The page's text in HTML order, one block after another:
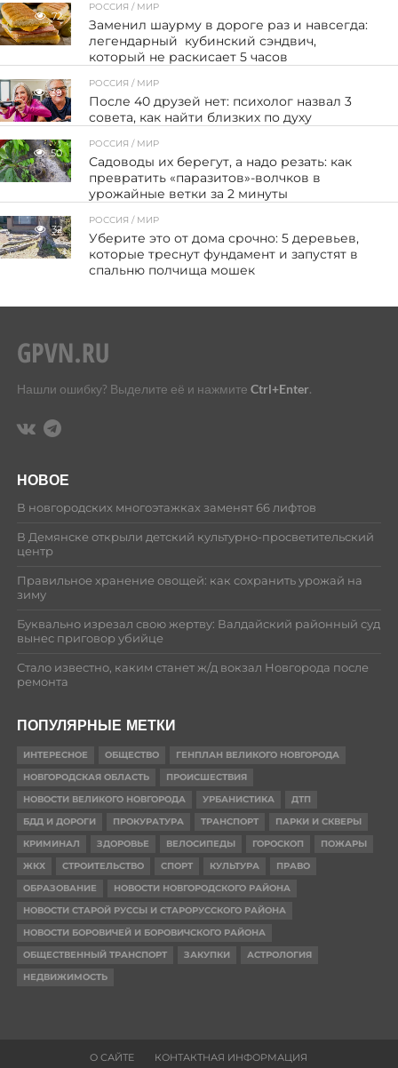
72
РОССИЯ / МИР
Заменил шаурму в дороге раз и навсегда:
легендарный кубинский сэндвич,
который не раскисает 5 часов
39
РОССИЯ / МИР
После 40 друзей нет: психолог назвал 3
совета, как найти близких по духу
50
РОССИЯ / МИР
Садоводы их берегут, а надо резать: как
превратить «паразитов»-волчков в
урожайные ветки за 2 минуты
32
РОССИЯ / МИР
Уберите это от дома срочно: 5 деревьев,
которые треснут фундамент и запустят в
спальню полчища мошек
Нашли ошибку? Выделите её и нажмите Ctrl+Enter.
НОВОЕ
В новгородских многоэтажках заменят 66 лифтов
В Демянске открыли детский культурно-просветительский
центр
Правильное хранение овощей: как сохранить урожай на
зиму
Буквально изрезал свою жертву: Валдайский районный суд
вынес приговор убийце
Стало известно, каким станет ж/д вокзал Новгорода после
ремонта
ПОПУЛЯРНЫЕ МЕТКИ
ИНТЕРЕСНОЕ ОБЩЕСТВО
ГЕНПЛАН ВЕЛИКОГО НОВГОРОДА
НОВГОРОДСКАЯ ОБЛАСТЬ
ПРОИСШЕСТВИЯ
НОВОСТИ ВЕЛИКОГО НОВГОРОДА
УРБАНИСТИКА
ДТП
БДД И ДОРОГИ
ПРОКУРАТУРА ТРАНСПОРТ
ПАРКИ И СКВЕРЫ
КРИМИНАЛ
ЗДОРОВЬЕ ВЕЛОСИПЕДЫ ГОРОСКОП
ПОЖАРЫ
ЖКХ
СТРОИТЕЛЬСТВО СПОРТ КУЛЬТУРА
ПРАВО
ОБРАЗОВАНИЕ
НОВОСТИ НОВГОРОДСКОГО РАЙОНА
НОВОСТИ СТАРОЙ РУССЫ И СТАРОРУССКОГО РАЙОНА
НОВОСТИ БОРОВИЧЕЙ И БОРОВИЧСКОГО РАЙОНА
ОБЩЕСТВЕННЫЙ ТРАНСПОРТ
ЗАКУПКИ
АСТРОЛОГИЯ
НЕДВИЖИМОСТЬ
О САЙТЕ КОНТАКТНАЯ ИНФОРМАЦИЯ